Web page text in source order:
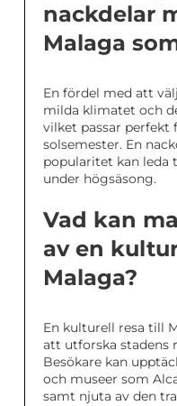
nackdelar
Malaga
En fördel med att
milda klimatet och
vilket passar perfekt
solsemester. En
popularitet kan leda
under högsäsong.
Vad kan
av en
Malaga?
En kulturell resa till
att utforska stadens
Besökare kan
och museer som
samt njuta av den